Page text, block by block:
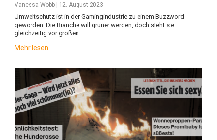
Vanessa Wobb 12. August 2023
Umweltschutz ist in der Gamingindustrie zu einem Buzzword
geworden. Die Branche will grüner werden, doch steht sie
gleichzeitig vor großen…
Mehr lesen